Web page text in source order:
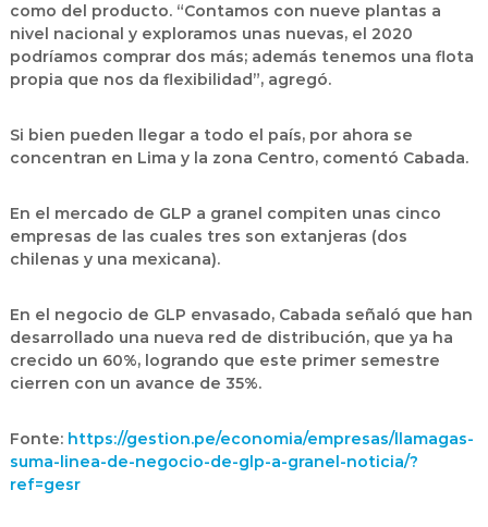
como del producto. “Contamos con nueve plantas a
nivel nacional y exploramos unas nuevas, el 2020
podríamos comprar dos más; además tenemos una flota
propia que nos da flexibilidad”, agregó.
Si bien pueden llegar a todo el país, por ahora se
concentran en Lima y la zona Centro, comentó Cabada.
En el mercado de GLP a granel compiten unas cinco
empresas de las cuales tres son extanjeras (dos
chilenas y una mexicana).
En el negocio de GLP envasado, Cabada señaló que han
desarrollado una nueva red de distribución, que ya ha
crecido un 60%, logrando que este primer semestre
cierren con un avance de 35%.
Fonte: https://gestion.pe/economia/empresas/llamagas-
suma-linea-de-negocio-de-glp-a-granel-noticia/?
ref=gesr